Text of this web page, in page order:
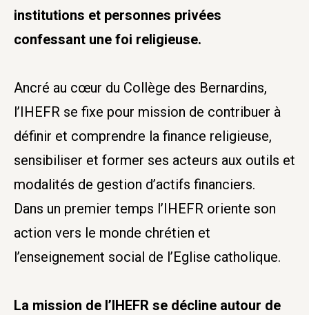
institutions et personnes privées
confessant une foi religieuse.
Ancré au cœur du Collège des Bernardins,
l’IHEFR se fixe pour mission de contribuer à
définir et comprendre la finance religieuse,
sensibiliser et former ses acteurs aux outils et
modalités de gestion d’actifs financiers.
Dans un premier temps l’IHEFR oriente son
action vers le monde chrétien et
l’enseignement social de l’Eglise catholique.
La mission de l’IHEFR se décline autour de